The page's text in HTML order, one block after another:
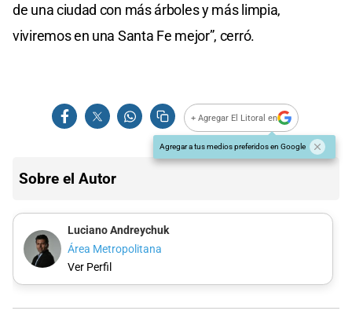
de una ciudad con más árboles y más limpia,
viviremos en una Santa Fe mejor”, cerró.
+ Agregar El Litoral en
Agregar a tus medios preferidos en Google
Sobre el Autor
Luciano Andreychuk
Área Metropolitana
Ver Perfil